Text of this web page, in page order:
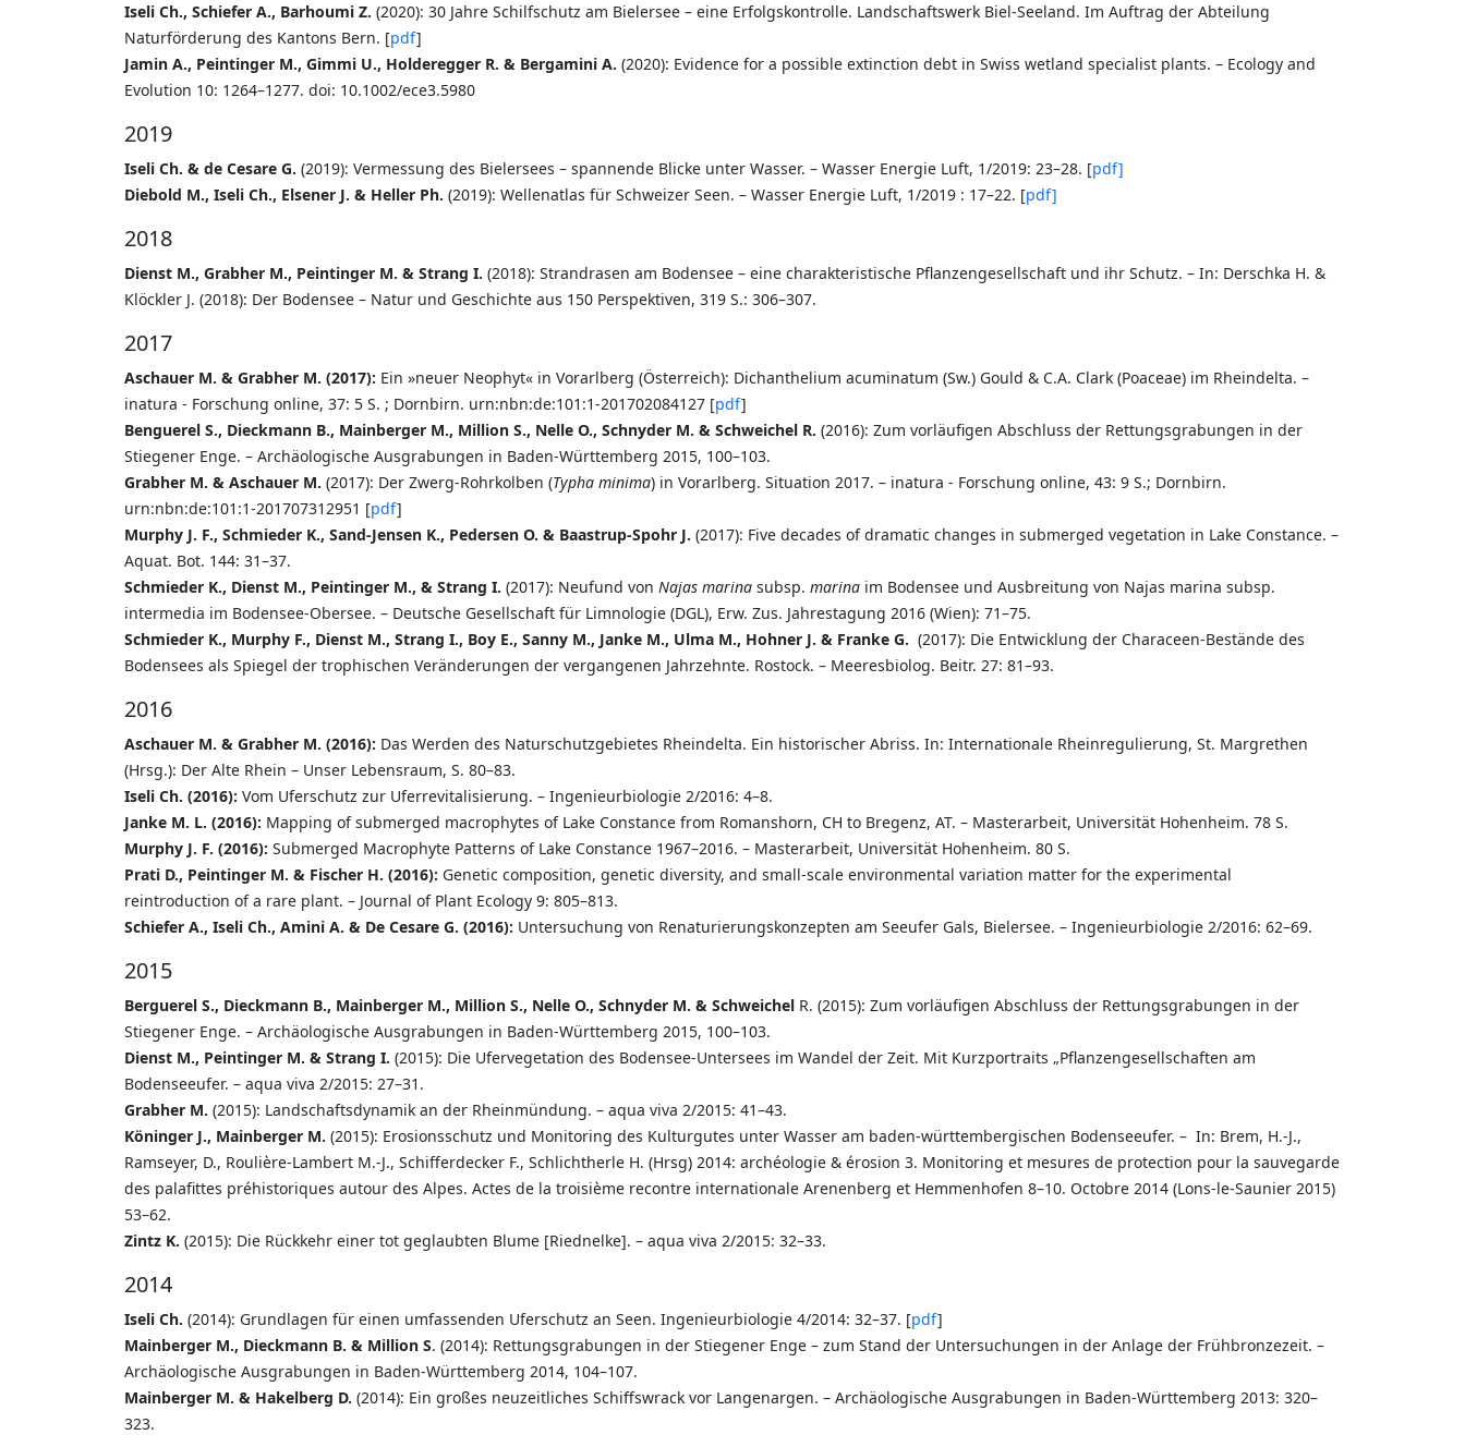
Iseli Ch., Schiefer A., Barhoumi Z. (2020): 30 Jahre Schilfschutz am Bielersee – eine Erfolgskontrolle. Landschaftswerk Biel-Seeland. Im Auftrag der Abteilung
Naturförderung des Kantons Bern. [pdf]
Jamin A., Peintinger M., Gimmi U., Holderegger R. & Bergamini A. (2020): Evidence for a possible extinction debt in Swiss wetland specialist plants. – Ecology and
Evolution 10: 1264–1277. doi: 10.1002/ece3.5980
2019
Iseli Ch. & de Cesare G. (2019): Vermessung des Bielersees – spannende Blicke unter Wasser. – Wasser Energie Luft, 1/2019: 23–28. [pdf]
Diebold M., Iseli Ch., Elsener J. & Heller Ph. (2019): Wellenatlas für Schweizer Seen. – Wasser Energie Luft, 1/2019 : 17–22. [pdf]
2018
Dienst M., Grabher M., Peintinger M. & Strang I. (2018): Strandrasen am Bodensee – eine charakteristische Pflanzengesellschaft und ihr Schutz. – In: Derschka H. &
Klöckler J. (2018): Der Bodensee – Natur und Geschichte aus 150 Perspektiven, 319 S.: 306–307.
2017
Aschauer M. & Grabher M. (2017): Ein »neuer Neophyt« in Vorarlberg (Österreich): Dichanthelium acuminatum (Sw.) Gould & C.A. Clark (Poaceae) im Rheindelta. –
inatura - Forschung online, 37: 5 S. ; Dornbirn. urn:nbn:de:101:1-201702084127 [pdf]
Benguerel S., Dieckmann B., Mainberger M., Million S., Nelle O., Schnyder M. & Schweichel R. (2016): Zum vorläufigen Abschluss der Rettungsgrabungen in der
Stiegener Enge. – Archäologische Ausgrabungen in Baden-Württemberg 2015, 100–103.
Grabher M. & Aschauer M. (2017): Der Zwerg-Rohrkolben (Typha minima) in Vorarlberg. Situation 2017. – inatura - Forschung online, 43: 9 S.; Dornbirn.
urn:nbn:de:101:1-201707312951 [pdf]
Murphy J. F., Schmieder K., Sand-Jensen K., Pedersen O. & Baastrup-Spohr J. (2017): Five decades of dramatic changes in submerged vegetation in Lake Constance. –
Aquat. Bot. 144: 31–37.
Schmieder K., Dienst M., Peintinger M., & Strang I. (2017): Neufund von Najas marina subsp. marina im Bodensee und Ausbreitung von Najas marina subsp.
intermedia im Bodensee-Obersee. – Deutsche Gesellschaft für Limnologie (DGL), Erw. Zus. Jahrestagung 2016 (Wien): 71–75.
Schmieder K., Murphy F., Dienst M., Strang I., Boy E., Sanny M., Janke M., Ulma M., Hohner J. & Franke G. (2017): Die Entwicklung der Characeen-Bestände des
Bodensees als Spiegel der trophischen Veränderungen der vergangenen Jahrzehnte. Rostock. – Meeresbiolog. Beitr. 27: 81–93.
2016
Aschauer M. & Grabher M. (2016): Das Werden des Naturschutzgebietes Rheindelta. Ein historischer Abriss. In: Internationale Rheinregulierung, St. Margrethen
(Hrsg.): Der Alte Rhein – Unser Lebensraum, S. 80–83.
Iseli Ch. (2016): Vom Uferschutz zur Uferrevitalisierung. – Ingenieurbiologie 2/2016: 4–8.
Janke M. L. (2016): Mapping of submerged macrophytes of Lake Constance from Romanshorn, CH to Bregenz, AT. – Masterarbeit, Universität Hohenheim. 78 S.
Murphy J. F. (2016): Submerged Macrophyte Patterns of Lake Constance 1967–2016. – Masterarbeit, Universität Hohenheim. 80 S.
Prati D., Peintinger M. & Fischer H. (2016): Genetic composition, genetic diversity, and small-scale environmental variation matter for the experimental
reintroduction of a rare plant. – Journal of Plant Ecology 9: 805–813.
Schiefer A., Iseli Ch., Amini A. & De Cesare G. (2016): Untersuchung von Renaturierungskonzepten am Seeufer Gals, Bielersee. – Ingenieurbiologie 2/2016: 62–69.
2015
Berguerel S., Dieckmann B., Mainberger M., Million S., Nelle O., Schnyder M. & Schweichel R. (2015): Zum vorläufigen Abschluss der Rettungsgrabungen in der
Stiegener Enge. – Archäologische Ausgrabungen in Baden-Württemberg 2015, 100–103.
Dienst M., Peintinger M. & Strang I. (2015): Die Ufervegetation des Bodensee-Untersees im Wandel der Zeit. Mit Kurzportraits „Pflanzengesellschaften am
Bodenseeufer. – aqua viva 2/2015: 27–31.
Grabher M. (2015): Landschaftsdynamik an der Rheinmündung. – aqua viva 2/2015: 41–43.
Köninger J., Mainberger M. (2015): Erosionsschutz und Monitoring des Kulturgutes unter Wasser am baden-württembergischen Bodenseeufer. – In: Brem, H.-J.,
Ramseyer, D., Roulière-Lambert M.-J., Schifferdecker F., Schlichtherle H. (Hrsg) 2014: archéologie & érosion 3. Monitoring et mesures de protection pour la sauvegarde
des palafittes préhistoriques autour des Alpes. Actes de la troisième recontre internationale Arenenberg et Hemmenhofen 8–10. Octobre 2014 (Lons-le-Saunier 2015)
53–62.
Zintz K. (2015): Die Rückkehr einer tot geglaubten Blume [Riednelke]. – aqua viva 2/2015: 32–33.
2014
Iseli Ch. (2014): Grundlagen für einen umfassenden Uferschutz an Seen. Ingenieurbiologie 4/2014: 32–37. [pdf]
Mainberger M., Dieckmann B. & Million S. (2014): Rettungsgrabungen in der Stiegener Enge – zum Stand der Untersuchungen in der Anlage der Frühbronzezeit. –
Archäologische Ausgrabungen in Baden-Württemberg 2014, 104–107.
Mainberger M. & Hakelberg D. (2014): Ein großes neuzeitliches Schiffswrack vor Langenargen. – Archäologische Ausgrabungen in Baden-Württemberg 2013: 320–
323.